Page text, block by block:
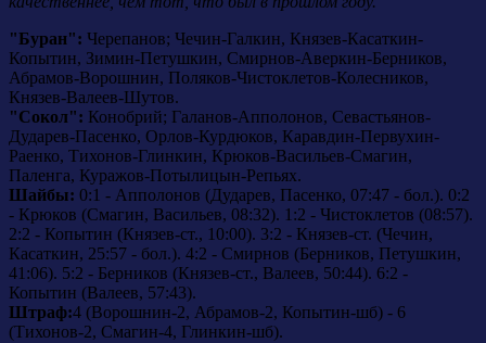
"Буран": Черепанов; Чечин-Галкин, Князев-Касаткин-
Копытин, Зимин-Петушкин, Смирнов-Аверкин-Берников,
Абрамов-Ворошнин, Поляков-Чистоклетов-Колесников,
Князев-Валеев-Шутов.
"Сокол": Конобрий; Галанов-Апполонов, Севастьянов-
Дударев-Пасенко, Орлов-Курдюков, Каравдин-Первухин-
Раенко, Тихонов-Глинкин, Крюков-Васильев-Смагин,
Паленга, Куражов-Потылицын-Репьях.
Шайбы: 0:1 - Апполонов (Дударев, Пасенко, 07:47 - бол.). 0:2
- Крюков (Смагин, Васильев, 08:32). 1:2 - Чистоклетов (08:57).
2:2 - Копытин (Князев-ст., 10:00). 3:2 - Князев-ст. (Чечин,
Касаткин, 25:57 - бол.). 4:2 - Смирнов (Берников, Петушкин,
41:06). 5:2 - Берников (Князев-ст., Валеев, 50:44). 6:2 -
Копытин (Валеев, 57:43).
Штраф:4 (Ворошнин-2, Абрамов-2, Копытин-шб) - 6
(Тихонов-2, Смагин-4, Глинкин-шб).